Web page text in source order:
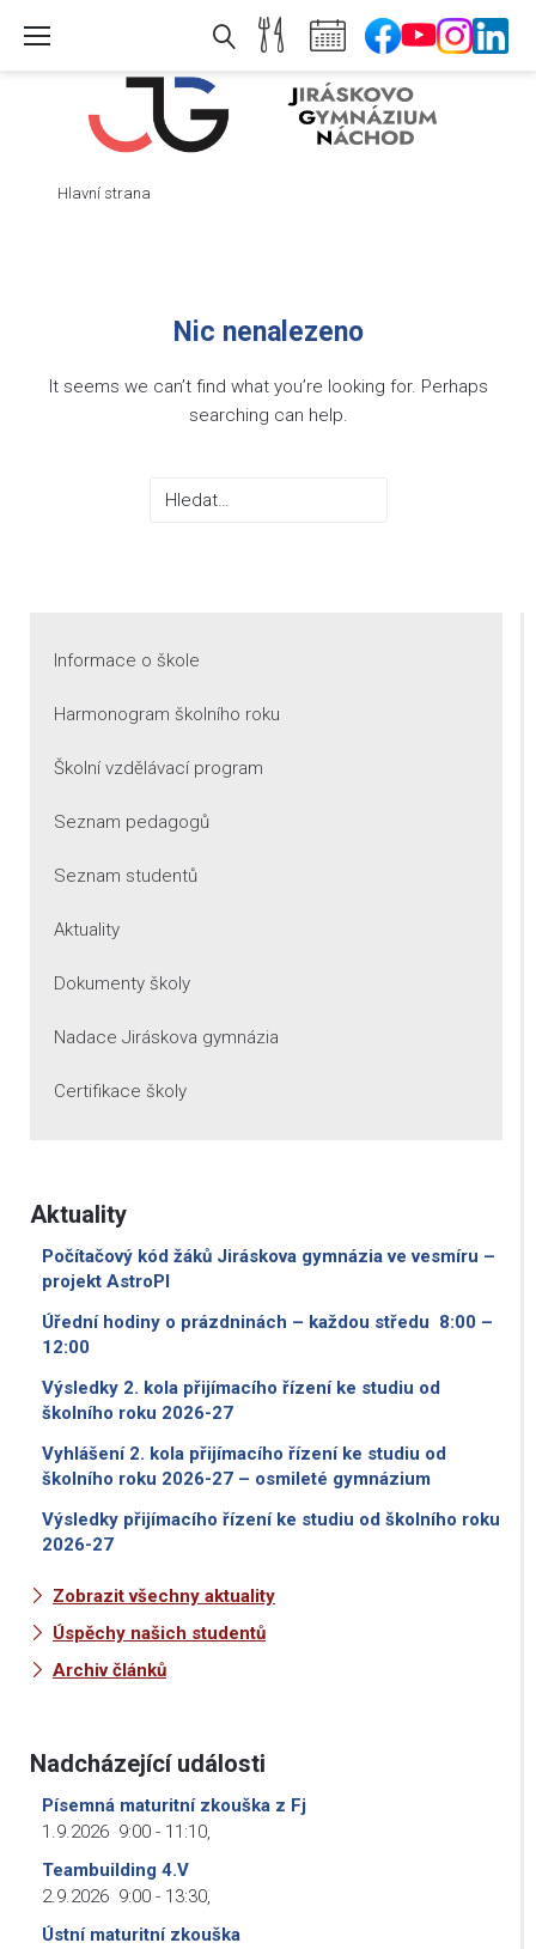
Hlavní strana
Nic nenalezeno
It seems we can’t find what you’re looking for. Perhaps
searching can help.
Search
Informace o škole
Harmonogram školního roku
Školní vzdělávací program
Seznam pedagogů
Seznam studentů
Aktuality
Dokumenty školy
Nadace Jiráskova gymnázia
Certifikace školy
Aktuality
Počítačový kód žáků Jiráskova gymnázia ve vesmíru –
projekt AstroPI
Úřední hodiny o prázdninách – každou středu 8:00 –
12:00
Výsledky 2. kola přijímacího řízení ke studiu od
školního roku 2026-27
Vyhlášení 2. kola přijímacího řízení ke studiu od
školního roku 2026-27 – osmileté gymnázium
Výsledky přijímacího řízení ke studiu od školního roku
2026-27
Zobrazit všechny aktuality
Úspěchy našich studentů
Archiv článků
Nadcházející události
Písemná maturitní zkouška z Fj
1.9.2026 9:00 - 11:10,
Teambuilding 4.V
2.9.2026 9:00 - 13:30,
Ústní maturitní zkouška